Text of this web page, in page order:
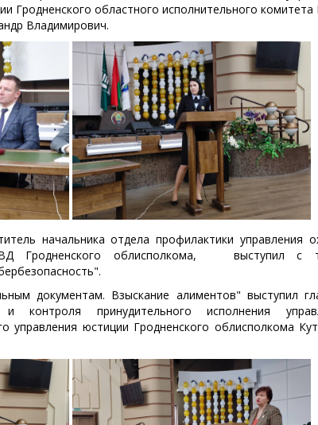
Гродненского областного исполнительного
Владимирович.
начальника отдела профилактики управления
Гродненского облисполкома, выступил с
документам. Взыскание алиментов" выступил
контроля принудительного исполнения
управления юстиции Гродненского облисполкома